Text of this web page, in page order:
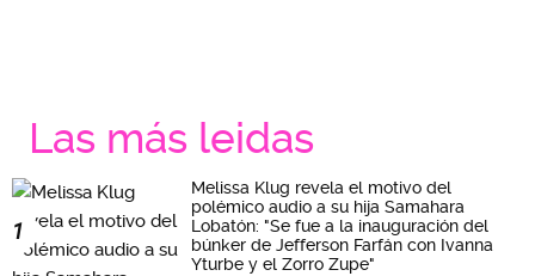
Las más leidas
1
Melissa Klug revela el motivo del
polémico audio a su hija Samahara
Lobatón: "Se fue a la inauguración del
búnker de Jefferson Farfán con Ivanna
Yturbe y el Zorro Zupe"